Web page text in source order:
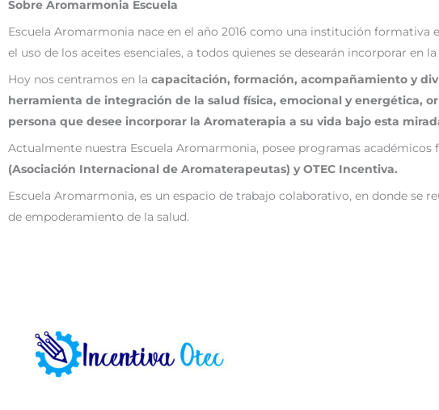
Sobre Aromarmonia Escuela
Escuela Aromarmonia nace en el año 2016 como una institución formativa
el uso de los aceites esenciales, a todos quienes se desearán incorporar en
Hoy nos centramos en la capacitación, formación, acompañamiento y
herramienta de integración de la salud física, emocional y energética,
persona que desee incorporar la Aromaterapia a su vida bajo esta
Actualmente nuestra Escuela Aromarmonia, posee programas
(Asociación Internacional de Aromaterapeutas) y OTEC Incentiva.
Escuela Aromarmonia, es un espacio de trabajo colaborativo, en donde se
de empoderamiento de la salud.